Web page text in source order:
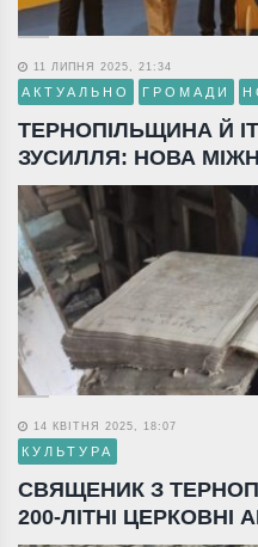
11 ЛИПНЯ 2025, 21:34
АКТУАЛЬНО ГРОМАДИ
ТЕРНОПІЛЬЩИНА Й
ЗУСИЛЛЯ: НОВА
14 КВІТНЯ 2025, 18:07
КУЛЬТУРА
СВЯЩЕНИК З
200-ЛІТНІ ЦЕРКОВНІ